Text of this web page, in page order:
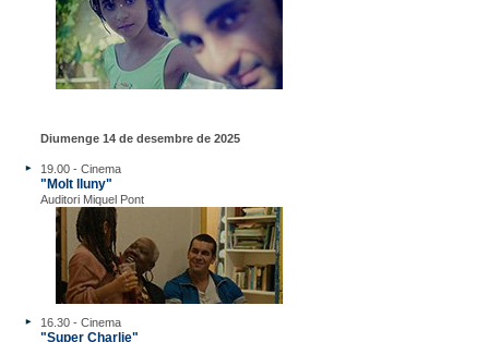
Diumenge 14 de desembre de 2025
19.00 - Cinema
"Molt lluny"
Auditori Miquel Pont
16.30 - Cinema
"Super Charlie"